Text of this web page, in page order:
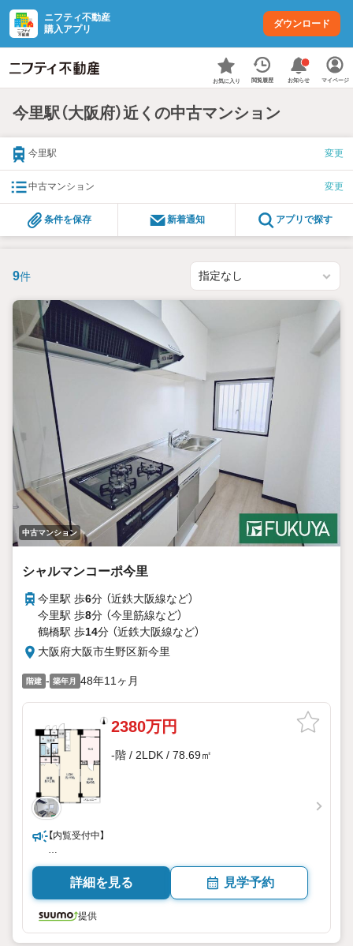
ニフティ不動産
購入アプリ
ダウンロード
お気に入り 閲覧履歴 お知らせ マイページ
今里駅（大阪府）近くの中古マンション
今里駅 変更
中古マンション 変更
条件を保存 新着通知 アプリで探す
9件
中古マンション
シャルマンコーポ今里
今里駅 歩6分 （近鉄大阪線など）
今里駅 歩8分 （今里筋線など）
鶴橋駅 歩14分 （近鉄大阪線など）
大阪府大阪市生野区新今里
階建 - 築年月 48年11ヶ月
2380万円
-階 / 2LDK / 78.69㎡
【内覧受付中】
リフォーム歴有り/南向き/2LDK+WIC
詳細を見る 見学予約
提供